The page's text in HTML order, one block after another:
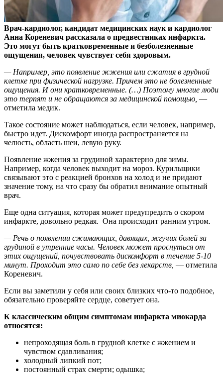
Врач-кардиолог, кандидат медицинских наук и кардиолог
Анна Кореневич рассказала о предвестниках инфаркта.
Это могут быть кратковременные и безболезненные
ощущения, человек чувствует себя здоровым.
— Например, это появление жжения или сжатия в грудной
клетке при физической нагрузке. Причем это не болезненные
ощущения. И они кратковременные. (…) Поэтому многие люди
это терпят и не обращаются за медицинской помощью, —
отметила медик.
Такое состояние может наблюдаться, если человек, например,
быстро идет. Дискомфорт иногда распространяется на
челюсть, область шеи, левую руку.
Появление жжения за грудиной характерно для зимы.
Например, когда человек выходит на мороз. Курильщики
связывают это с реакцией бронхов на холод и не придают
значение тому, на что сразу бы обратил внимание опытный
врач.
Еще одна ситуация, которая может предупредить о скором
инфаркте, довольно редкая. Она происходит ранним утром.
— Речь о появлении сжимающих, давящих, жгучих болей за
грудиной в утренние часы. Человек может проснуться от
этих ощущений, почувствовать дискомфорт в течение 5-10
минут. Проходит это само по себе без лекарств, — отметила
Кореневич.
Если вы заметили у себя или своих близких что-то подобное,
обязательно проверяйте сердце, советует она.
К классическим общим симптомам инфаркта миокарда
относятся:
непроходящая боль в грудной клетке с жжением и
чувством сдавливания;
холодный липкий пот;
постоянный страх смерти; одышка;